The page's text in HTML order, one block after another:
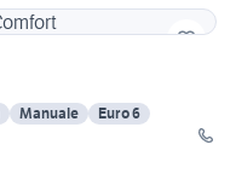
Manuale
Euro 6